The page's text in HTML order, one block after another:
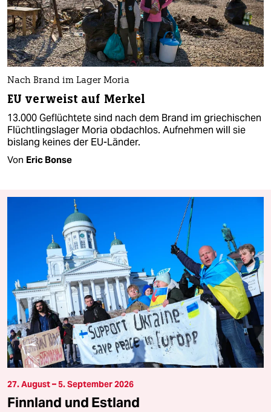
Nach Brand im Lager Moria
EU verweist auf Merkel
13.000 Geflüchtete sind nach dem Brand im griechischen
Flüchtlingslager Moria obdachlos. Aufnehmen will sie
bislang keines der EU-Länder.
Von Eric Bonse
27. August – 5. September 2026
Finnland und Estland